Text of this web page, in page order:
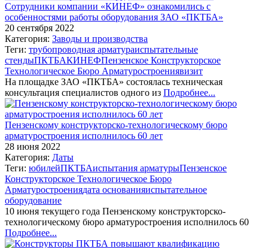
Сотрудники компании «КИНЕФ» ознакомились с
особенностями работы оборудования ЗАО «ПКТБА»
20 сентября 2022
Категория: Заводы и производства
Теги: трубопроводная арматураиспытательные
стендыПКТБАКИНЕФПензенское Конструкторское
Технологическое Бюро Арматуростроениявизит
На площадке ЗАО «ПКТБА» состоялась техническая
консультация специалистов одного из Подробнее...
Пензенскому конструкторско-технологическому бюро
арматуростроения исполнилось 60 лет
28 июня 2022
Категория: Даты
Теги: юбилейПКТБАиспытания арматурыПензенское
Конструкторское Технологическое Бюро
Арматуростроениядата основанияиспытательное
оборудование
10 июня текущего года Пензенскому конструкторско-
технологическому бюро арматуростроения исполнилось 60
Подробнее...